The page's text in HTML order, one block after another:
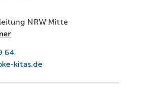
NRW Mitte
64
kitas.de